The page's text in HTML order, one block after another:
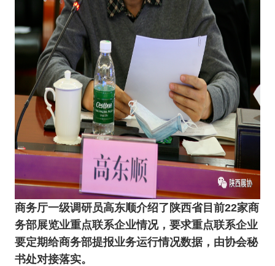
商务厅一级调研员高东顺介绍了陕西省目前22家商
务部展览业重点联系企业情况，要求重点联系企业
要定期给商务部提报业务运行情况数据，由协会秘
书处对接落实。